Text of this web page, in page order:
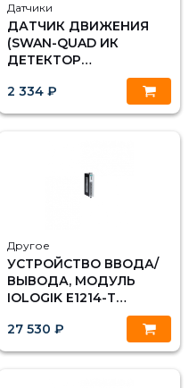
Датчики
ДАТЧИК ДВИЖЕНИЯ
(SWAN-QUAD ИК
ДЕТЕКТОР
КВАДРОСЕНСОР), (2М)
2 334 ₽
Другое
УСТРОЙСТВО ВВОДА/
ВЫВОДА, МОДУЛЬ
IOLOGIK E1214-T
ETHERNET 6 DI, 6 РЕЛЕ,
С РАСШИРЕННЫМ
ДИАПАЗОНОМ
27 530 ₽